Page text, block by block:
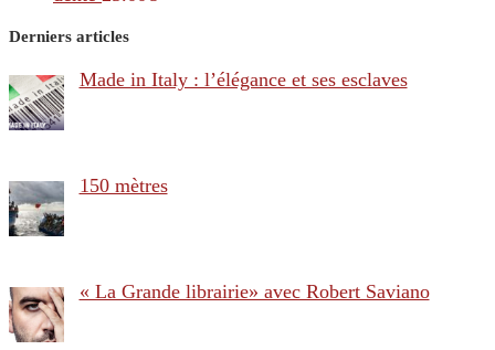
Derniers articles
Made in Italy : l’élégance et ses esclaves
150 mètres
« La Grande librairie» avec Robert Saviano